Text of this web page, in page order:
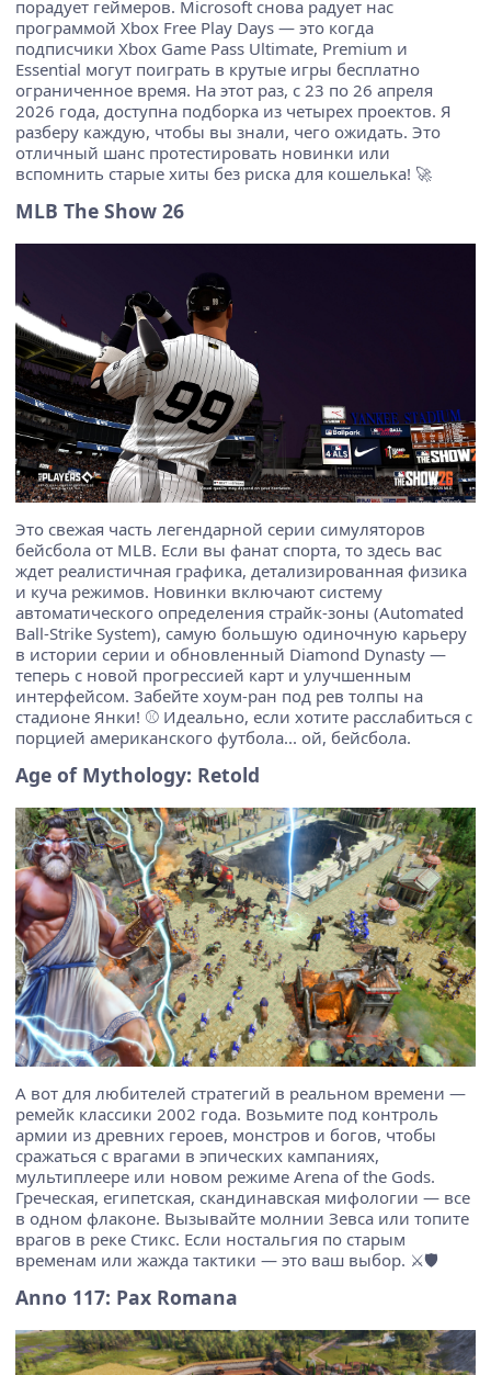
порадует геймеров. Microsoft снова радует нас
программой Xbox Free Play Days — это когда
подписчики Xbox Game Pass Ultimate, Premium и
Essential могут поиграть в крутые игры бесплатно
ограниченное время. На этот раз, с 23 по 26 апреля
2026 года, доступна подборка из четырех проектов. Я
разберу каждую, чтобы вы знали, чего ожидать. Это
отличный шанс протестировать новинки или
вспомнить старые хиты без риска для кошелька! 🚀
MLB The Show 26
Это свежая часть легендарной серии симуляторов
бейсбола от MLB. Если вы фанат спорта, то здесь вас
ждет реалистичная графика, детализированная физика
и куча режимов. Новинки включают систему
автоматического определения страйк-зоны (Automated
Ball-Strike System), самую большую одиночную карьеру
в истории серии и обновленный Diamond Dynasty —
теперь с новой прогрессией карт и улучшенным
интерфейсом. Забейте хоум-ран под рев толпы на
стадионе Янки! ⚾ Идеально, если хотите расслабиться с
порцией американского футбола... ой, бейсбола.
Age of Mythology: Retold
А вот для любителей стратегий в реальном времени —
ремейк классики 2002 года. Возьмите под контроль
армии из древних героев, монстров и богов, чтобы
сражаться с врагами в эпических кампаниях,
мультиплеере или новом режиме Arena of the Gods.
Греческая, египетская, скандинавская мифологии — все
в одном флаконе. Вызывайте молнии Зевса или топите
врагов в реке Стикс. Если ностальгия по старым
временам или жажда тактики — это ваш выбор. ⚔️🛡️
Anno 117: Pax Romana